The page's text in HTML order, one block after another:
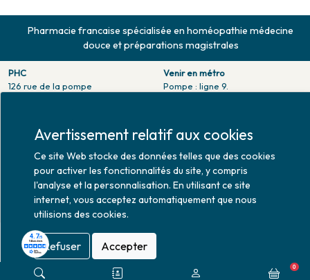
Pharmacie francaise spécialisée en homéopathie médecine
douce et préparations magistrales
PHC
126 rue de la pompe
Horaires d'ouverture
Lundi : 10h30 - 20h00
Mardi au vendredi : 9h00 -
20h00
Samedi : 9h30 - 20h00
Venir en métro
Pompe : ligne 9.
Venir en bus
Jean Monet : ligne 52.
Mise à jour le 10/08/2026 © 2026 0
Avertissement relatif aux cookies
Ce site Web stocke des données telles que des cookies
pour activer les fonctionnalités du site, y compris
l'analyse et la personnalisation. En utilisant ce site
internet, vous acceptez automatiquement que nous
utilisions des cookies.
Refuser Accepter